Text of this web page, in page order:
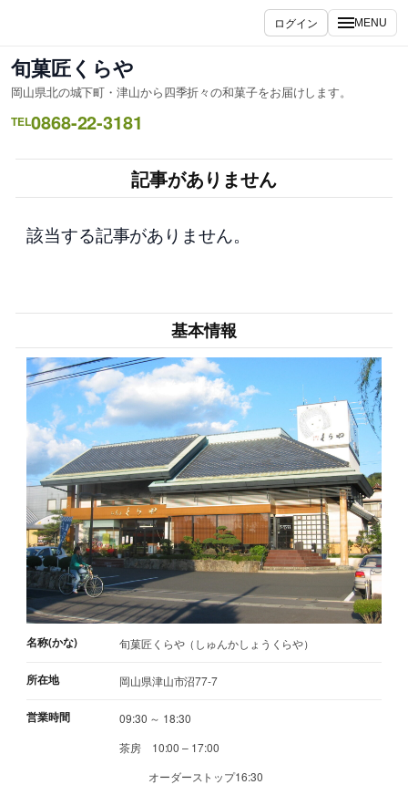
を
ス
キ
ッ
ログイン MENU
旬菓匠くらや
岡山県北の城下町・津山から四季折々の和菓子をお届けします。
TEL0868-22-3181
記事がありません
該当する記事がありません。
基本情報
名称(かな) 旬菓匠くらや（しゅんかしょうくらや）
所在地 岡山県津山市沼77-7
営業時間
09:30 ～ 18:30
茶房 10:00 – 17:00
オーダーストップ16:30